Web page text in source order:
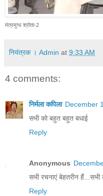
मंत्रमुग्ध श्रोता-2
नियंत्रक । Admin at 9:33 AM
4 comments:
निर्मला कपिला December
सभी को बहुत बहुत बधाई
Reply
Anonymous
सभी रचनाएं बेहतरीन
Reply